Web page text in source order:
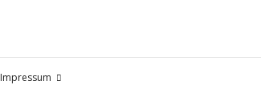
Impressum